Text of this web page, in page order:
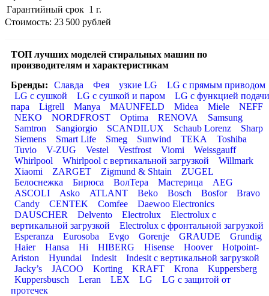
Гарантийный срок 1 г.
Стоимость: 23 500 рублей
ТОП лучших моделей стиральных машин по
производителям и характеристикам
Бренды:
Славда Фея узкие LG
LG с прямым приводом
LG с сушкой
LG с сушкой и паром
LG с функцией подачи
пара
Ligrell Manya MAUNFELD Midea Miele
NEFF
NEKO
NORDFROST Optima RENOVA
Samsung
Samtron
Sangiorgio SCANDILUX Schaub Lorenz
Sharp
Siemens
Smart Life Smeg Sunwind TEKA
Toshiba
Tuvio
V-ZUG Vestel Vestfrost Viomi
Weissgauff
Whirlpool
Whirlpool с вертикальной загрузкой
Willmark
Xiaomi
ZARGET Zigmund & Shtain
ZUGEL
Белоснежка
Бирюса ВолТера Мастерица
AEG
ASCOLI
Asko ATLANT Beko Bosch Bosfor
Bravo
Candy
CENTEK Comfee
Daewoo Electronics
DAUSCHER
Delvento Electrolux
Electrolux с
вертикальной загрузкой
Electrolux с фронтальной загрузкой
Esperanza
Eurosoba Evgo Gorenje GRAUDE
Grundig
Haier
Hansa Hi HIBERG Hisense Hoover
Hotpoint-
Ariston
Hyundai Indesit
Indesit с вертикальной загрузкой
Jacky’s
JACOO Korting KRAFT Krona
Kuppersberg
Kuppersbusch
Leran LEX LG
LG с защитой от
протечек